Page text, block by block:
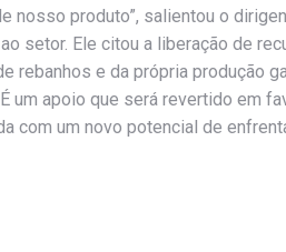
nosso produto”, salientou o
setor. Ele citou a liberação de
rebanhos e da própria produção
um apoio que será revertido em
com um novo potencial de